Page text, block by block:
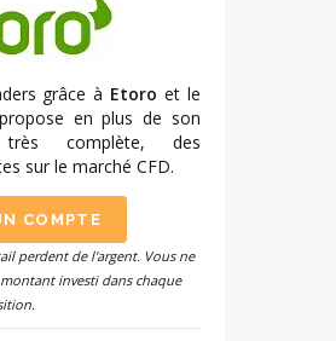
grâce à Etoro et le
en plus de son
complète, des
sur le marché CFD.
COMPTE
perdent de l'argent. Vous ne
investi dans chaque